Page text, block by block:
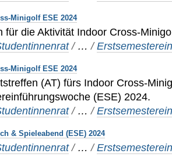
Minigolf ESE 2024
für die Aktivität Indoor Cross-
/ …/
Minigolf ESE 2024
(AT) fürs Indoor Cross-
(ESE) 2024.
/ …/
& Spieleabend (ESE) 2024
/ …/